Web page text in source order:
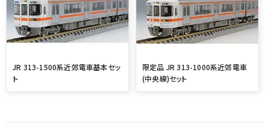
JR 313-1500系近郊電車基本セッ
ト
限定品 JR 313-1000系近郊電車
(中央線)セット